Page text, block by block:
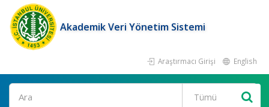
Akademik Veri Yönetim Sistemi
Araştırmacı Girişi English
Ara